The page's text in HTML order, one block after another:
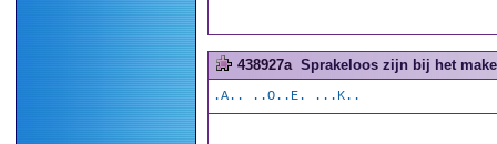
438927a Sprakeloos zijn bij het
.A.. ..O..E. ...K..